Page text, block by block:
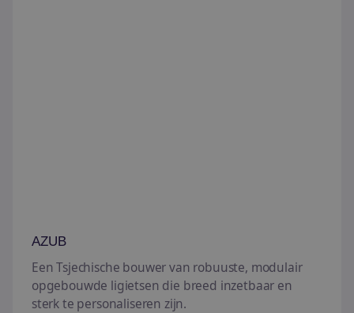
AZUB
Een Tsjechische bouwer van robuuste, modulair
opgebouwde ligietsen die breed inzetbaar en
sterk te personaliseren zijn.